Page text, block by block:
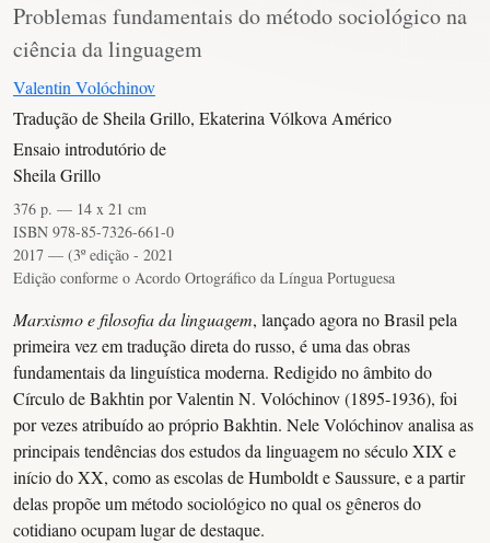
Problemas fundamentais do método sociológico na
ciência da linguagem
Valentin Volóchinov
Tradução de Sheila Grillo, Ekaterina Vólkova Américo
Ensaio introdutório de
Sheila Grillo
376 p. — 14 x 21 cm
ISBN 978-85-7326-661-0
2017 — (3º edição - 2021
Edição conforme o Acordo Ortográfico da Língua Portuguesa
Marxismo e filosofia da linguagem, lançado agora no Brasil pela
primeira vez em tradução direta do russo, é uma das obras
fundamentais da linguística moderna. Redigido no âmbito do
Círculo de Bakhtin por Valentin N. Volóchinov (1895-1936), foi
por vezes atribuído ao próprio Bakhtin. Nele Volóchinov analisa as
principais tendências dos estudos da linguagem no século XIX e
início do XX, como as escolas de Humboldt e Saussure, e a partir
delas propõe um método sociológico no qual os gêneros do
cotidiano ocupam lugar de destaque.